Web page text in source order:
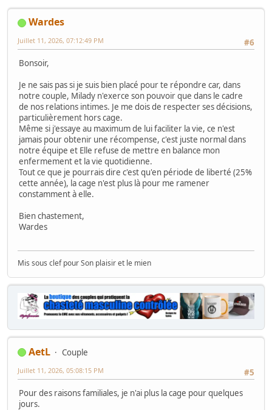
Wardes
#6
Juillet 11, 2026, 07:12:49 PM
Bonsoir,
Je ne sais pas si je suis bien placé pour te répondre car, dans
notre couple, Milady n'exerce son pouvoir que dans le cadre
de nos relations intimes. Je me dois de respecter ses décisions,
particulièrement hors cage.
Même si j'essaye au maximum de lui faciliter la vie, ce n'est
jamais pour obtenir une récompense, c'est juste normal dans
notre équipe et Elle refuse de mettre en balance mon
enfermement et la vie quotidienne.
Tout ce que je pourrais dire c'est qu'en période de liberté (25%
cette année), la cage n'est plus là pour me ramener
constamment à elle.
Bien chastement,
Wardes
Mis sous clef pour Son plaisir et le mien
AetL
Couple
#5
Juillet 11, 2026, 05:08:15 PM
Pour des raisons familiales, je n'ai plus la cage pour quelques
jours.